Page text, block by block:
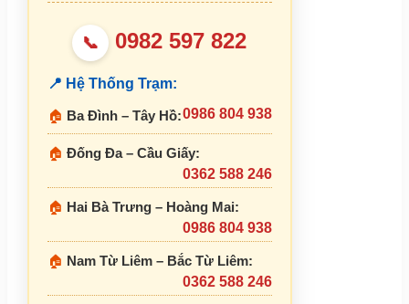
📞 0982 597 822
📍 Hệ Thống Trạm:
🏠 Ba Đình – Tây Hồ:0986 804 938
🏠 Đống Đa – Cầu Giấy:
0362 588 246
🏠 Hai Bà Trưng – Hoàng Mai:
0986 804 938
🏠 Nam Từ Liêm – Bắc Từ Liêm:
0362 588 246